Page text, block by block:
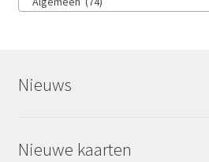
Nieuws
Nieuwe kaarten